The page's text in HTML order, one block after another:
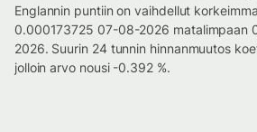
Englannin puntiin on vaihdellut
0.000173725 07-08-2026 matalimpaan
2026. Suurin 24 tunnin hinnanmuutos
jolloin arvo nousi -0.392 %.